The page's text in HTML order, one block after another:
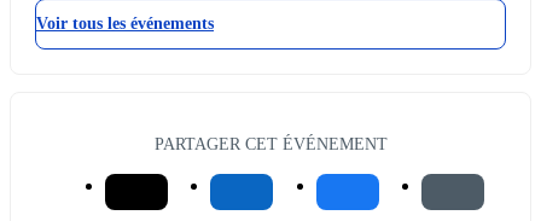
Voir tous les événements
PARTAGER CET ÉVÉNEMENT